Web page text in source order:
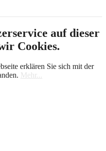
auf dieser
Cookies.
erklären Sie sich mit der
Mehr...